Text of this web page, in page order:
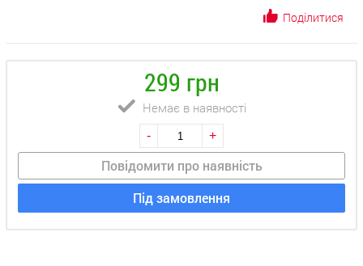
Поділитися
299 грн
Немає в наявності
- +
Повідомити про наявність
Під замовлення